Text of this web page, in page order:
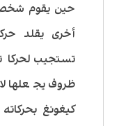
حين يقوم
أخرى يقلد
تستجيب
ظروف يجعلها
كيغونغ